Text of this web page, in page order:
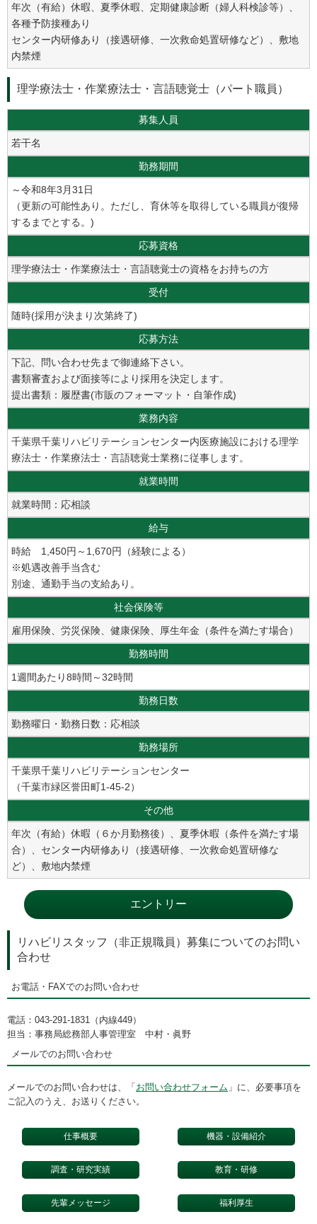
年次（有給）休暇、夏季休暇、定期健康診断（婦人科検診等）、
各種予防接種あり
センター内研修あり（接遇研修、一次救命処置研修など）、敷地
内禁煙
理学療法士・作業療法士・言語聴覚士（パート職員）
募集人員
若干名
勤務期間
～令和8年3月31日
（更新の可能性あり。ただし、育休等を取得している職員が復帰
するまでとする。)
応募資格
理学療法士・作業療法士・言語聴覚士の資格をお持ちの方
受付
随時(採用が決まり次第終了)
応募方法
下記、問い合わせ先まで御連絡下さい。
書類審査および面接等により採用を決定します。
提出書類：履歴書(市販のフォーマット・自筆作成)
業務内容
千葉県千葉リハビリテーションセンター内医療施設における理学
療法士・作業療法士・言語聴覚士業務に従事します。
就業時間
就業時間：応相談
給与
時給 1,450円～1,670円（経験による）
※処遇改善手当含む
別途、通勤手当の支給あり。
社会保険等
雇用保険、労災保険、健康保険、厚生年金（条件を満たす場合）
勤務時間
1週間あたり8時間～32時間
勤務日数
勤務曜日・勤務日数：応相談
勤務場所
千葉県千葉リハビリテーションセンター
（千葉市緑区誉田町1-45-2）
その他
年次（有給）休暇（６か月勤務後）、夏季休暇（条件を満たす場
合）、センター内研修あり（接遇研修、一次救命処置研修な
ど）、敷地内禁煙
エントリー
リハビリスタッフ（非正規職員）募集についてのお問い
合わせ
お電話・FAXでのお問い合わせ
電話：043-291-1831（内線449）
担当：事務局総務部人事管理室 中村・眞野
メールでのお問い合わせ
メールでのお問い合わせは、「 お問い合わせフォーム 」に、必要事項を
ご記入のうえ、お送りください。
仕事概要 機器・設備紹介
調査・研究実績 教育・研修
先輩メッセージ 福利厚生